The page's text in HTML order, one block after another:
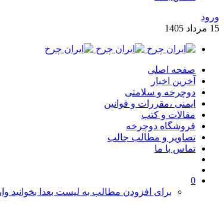
ورود
15 مرداد 1405
صفحه اصلی
آخرین اخبار
دوچرخه و سلامتی
ایمنی ،مقررات و قوانین
مقالات و کتب
فروشگاه دوچرخه
تصاویر و مطالب جالب
تماس با ما
0
برای افزودن مطالب به لیست بعدا بخوانید